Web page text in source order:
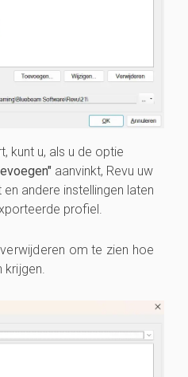
kunt u, als u de optie
aanvinkt, Revu uw
andere instellingen laten
profiel.
om te zien hoe
krijgen.